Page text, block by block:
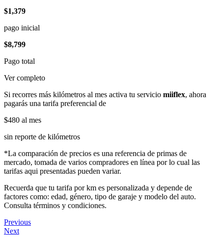
$1,379
pago inicial
$8,799
Pago total
Ver completo
Si recorres más kilómetros al mes activa tu servicio miiflex, ahora
pagarás una tarifa preferencial de
$480 al mes
sin reporte de kilómetros
*La comparación de precios es una referencia de primas de
mercado, tomada de varios compradores en línea por lo cual las
tarifas aqui presentadas pueden variar.
Recuerda que tu tarifa por km es personalizada y depende de
factores como: edad, género, tipo de garaje y modelo del auto.
Consulta términos y condiciones.
Previous
Next